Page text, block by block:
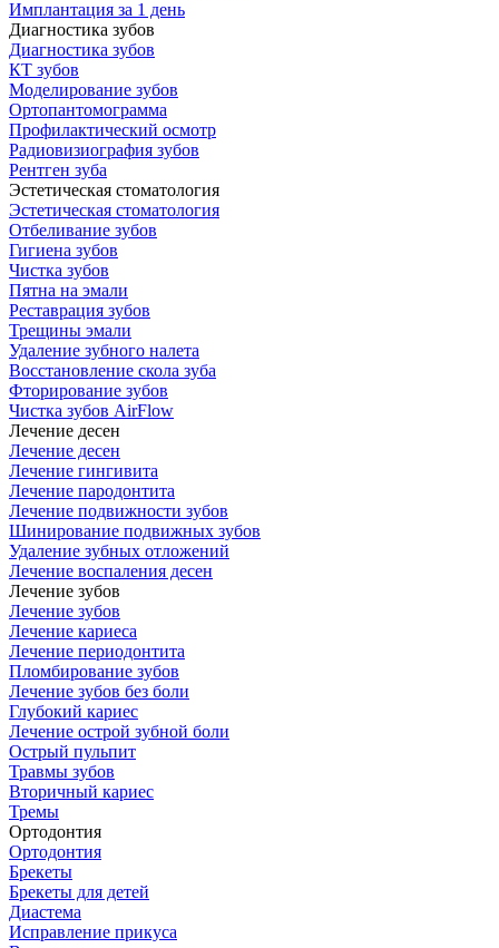
Имплантация за 1 день
Диагностика зубов
Диагностика зубов
КТ зубов
Моделирование зубов
Ортопантомограмма
Профилактический осмотр
Радиовизиография зубов
Рентген зуба
Эстетическая стоматология
Эстетическая стоматология
Отбеливание зубов
Гигиена зубов
Чистка зубов
Пятна на эмали
Реставрация зубов
Трещины эмали
Удаление зубного налета
Восстановление скола зуба
Фторирование зубов
Чистка зубов AirFlow
Лечение десен
Лечение десен
Лечение гингивита
Лечение пародонтита
Лечение подвижности зубов
Шинирование подвижных зубов
Удаление зубных отложений
Лечение воспаления десен
Лечение зубов
Лечение зубов
Лечение кариеса
Лечение периодонтита
Пломбирование зубов
Лечение зубов без боли
Глубокий кариес
Лечение острой зубной боли
Острый пульпит
Травмы зубов
Вторичный кариес
Тремы
Ортодонтия
Ортодонтия
Брекеты
Брекеты для детей
Диастема
Исправление прикуса